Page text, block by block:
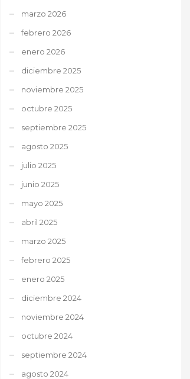
marzo 2026
febrero 2026
enero 2026
diciembre 2025
noviembre 2025
octubre 2025
septiembre 2025
agosto 2025
julio 2025
junio 2025
mayo 2025
abril 2025
marzo 2025
febrero 2025
enero 2025
diciembre 2024
noviembre 2024
octubre 2024
septiembre 2024
agosto 2024